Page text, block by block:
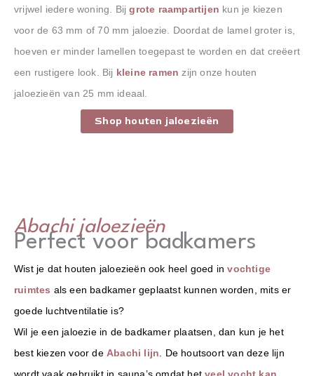
vrijwel iedere woning. Bijgrote raampartijen kun je kiezen
voor de 63 mm of 70 mm jaloezie. Doordat de lamel groter is,
hoeven er minder lamellen toegepast te worden en dat creëert
een rustigere look. Bij kleine ramen zijn onze houten
jaloezieën van 25 mm ideaal.
Shop houten jaloezieën
Perfect voor badkamers
Abachi jaloezieën
Wist je dat houten jaloezieën ook heel goed in vochtige
ruimtes als een badkamer geplaatst kunnen worden, mits er
goede luchtventilatie is?
Wil je een jaloezie in de badkamer plaatsen, dan kun je het
best kiezen voor de Abachi lijn . De houtsoort van deze lijn